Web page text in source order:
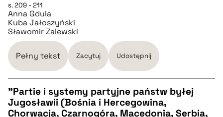
BIBTEX
pobierz cytat
s. 209 - 211
Anna Gdula
Kuba Jałoszyński
Sławomir Zalewski
Pełny tekst Zacytuj Udostępnij
CZYSTY TEKST
"Partie i systemy partyjne państw byłej
Jugosławii (Bośnia i Hercegowina,
Chorwacja, Czarnogóra, Macedonia, Serbia,